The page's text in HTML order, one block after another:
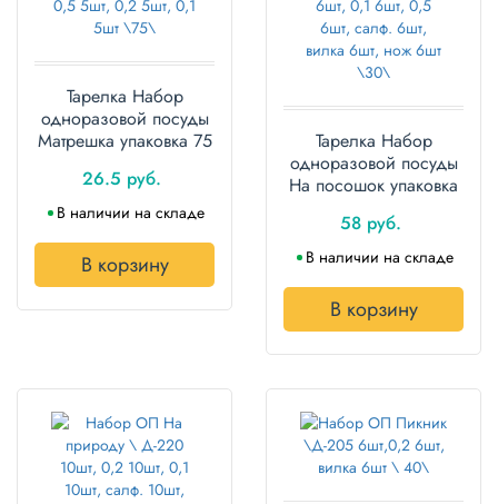
Тарелка Набор
одноразовой посуды
Матрешка упаковка 75
26.5 руб.
В наличии на складе
В корзину
Тарелка Набор
одноразовой посуды
На посошок упаковка
58 руб.
В наличии на складе
В корзину